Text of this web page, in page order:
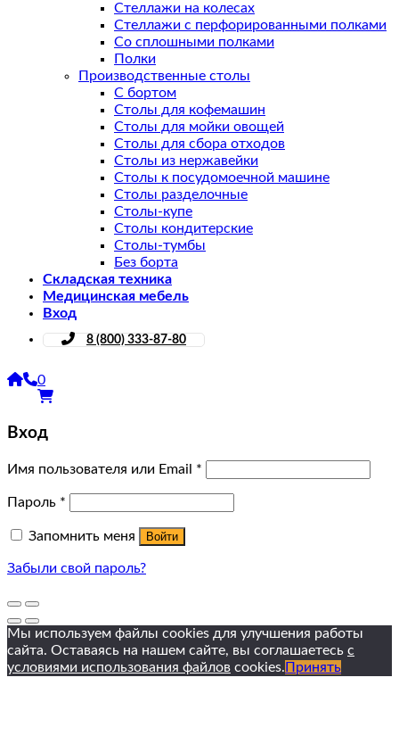
Стеллажи на колесах
Стеллажи с перфорированными полками
Со сплошными полками
Полки
Производственные столы
С бортом
Столы для кофемашин
Столы для мойки овощей
Столы для сбора отходов
Столы из нержавейки
Столы к посудомоечной машине
Столы разделочные
Столы-купе
Столы кондитерские
Столы-тумбы
Без борта
Складская техника
Медицинская мебель
Вход
8 (800) 333-87-80
0
Вход
Имя пользователя или Email *
Пароль *
Запомнить меня Войти
Забыли свой пароль?
Мы используем файлы cookies для улучшения работы
сайта. Оставаясь на нашем сайте, вы соглашаетесь с
условиями использования файлов cookies. Принять